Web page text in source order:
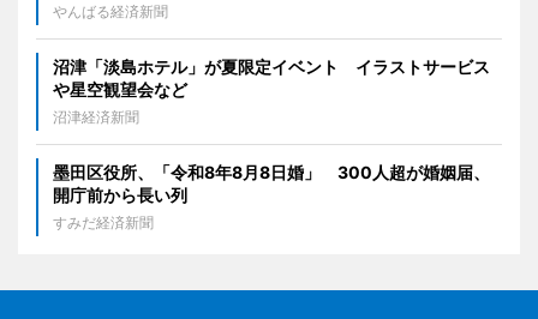
やんばる経済新聞
沼津「淡島ホテル」が夏限定イベント イラストサービス
や星空観望会など
沼津経済新聞
墨田区役所、「令和8年8月8日婚」 300人超が婚姻届、
開庁前から長い列
すみだ経済新聞